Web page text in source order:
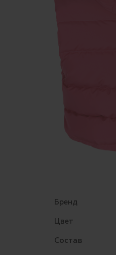
Бренд
Цвет
Состав